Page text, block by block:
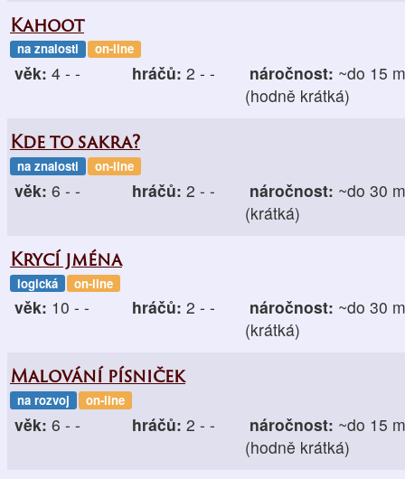
Kahoot
na znalosti on-line
věk: 4 - - hráčů: 2 - - náročnost: ~do 15
(hodně krátká)
Kde to sakra?
na znalosti on-line
věk: 6 - - hráčů: 2 - - náročnost: ~do 30
(krátká)
Krycí jména
logická on-line
věk: 10 - - hráčů: 2 - - náročnost: ~do 30
(krátká)
Malování písniček
na rozvoj on-line
věk: 6 - - hráčů: 2 - - náročnost: ~do 15
(hodně krátká)